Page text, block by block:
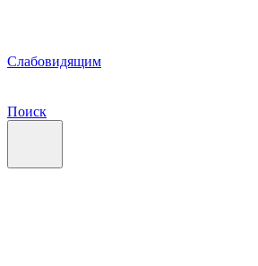
Слабовидящим
Поиск